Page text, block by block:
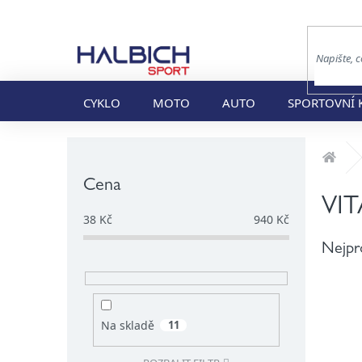
CYKLO MOTO AUTO SPORTOVNÍ
Cena
38 Kč 940 Kč
Na skladě 11
Domů